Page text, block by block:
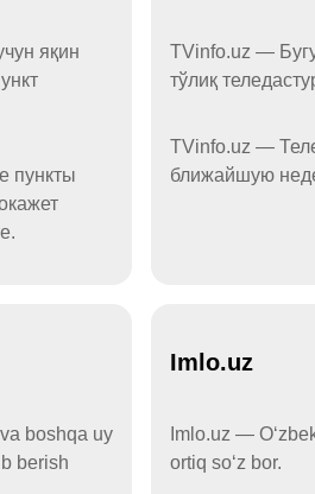
яқин
пункты
TVinfo.uz —
тўлиқ
TVinfo.uz —
ближайшую
boshqa uy
berish
Imlo.uz
Imlo.uz —
ortiq soʻz bor.